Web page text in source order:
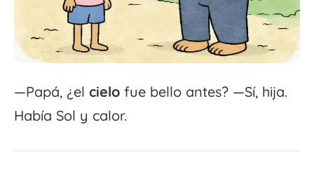
—Papá, ¿el cielo fue bello antes? —Sí, hija.
Había Sol y calor.